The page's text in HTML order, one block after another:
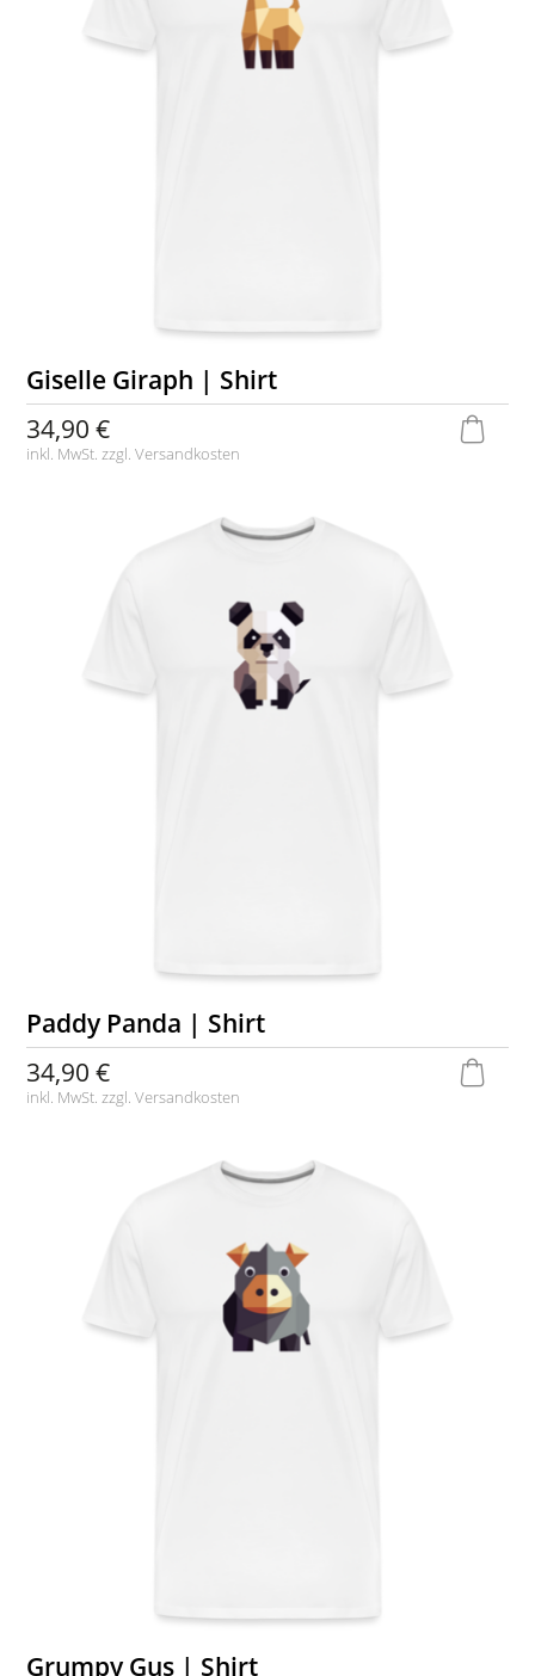
Giselle Giraph | Shirt
34,90 €
inkl. MwSt. zzgl.Versandkosten
Paddy Panda | Shirt
34,90 €
inkl. MwSt. zzgl.Versandkosten
Grumpy Gus | Shirt